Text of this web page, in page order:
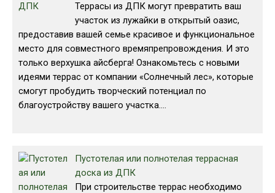
Террасы из ДПК могут превратить ваш
участок из лужайки в открытый оазис,
предоставив вашей семье красивое и функциональное
место для совместного времяпрепровождения. И это
только верхушка айсберга! Ознакомьтесь с новыми
идеями террас от компании «Солнечный лес», которые
смогут пробудить творческий потенциал по
благоустройству вашего участка.…
Пустотелая или полнотелая террасная
доска из ДПК
При строительстве террас необходимо